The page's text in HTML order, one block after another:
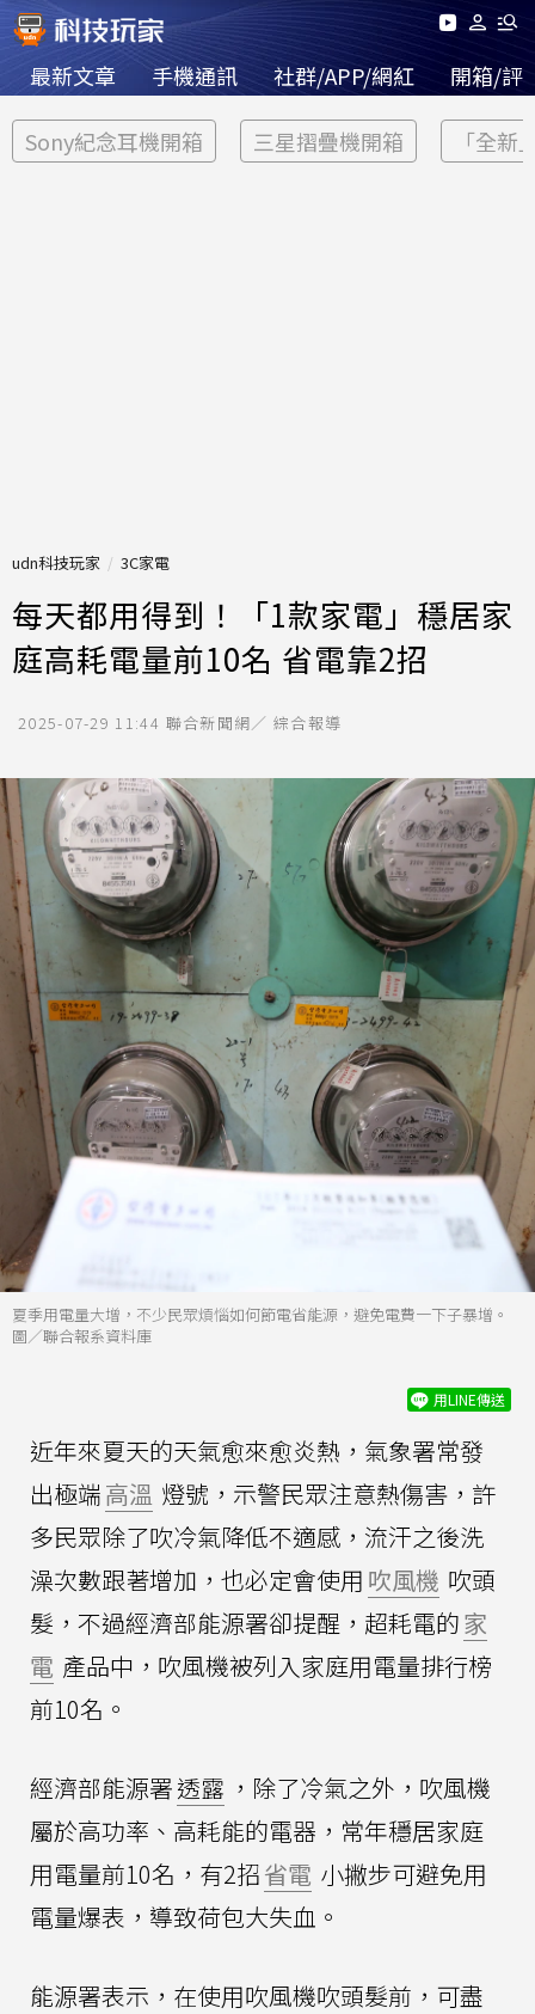
最新文章 手機通訊 社群/APP/網紅 開箱/評
Sony紀念耳機開箱 三星摺疊機開箱 「全新
udn科技玩家 3C家電
每天都用得到！「1款家電」穩居家
庭高耗電量前10名 省電靠2招
2025-07-29 11:44 聯合新聞網／ 綜合報導
夏季用電量大增，不少民眾煩惱如何節電省能源，避免電費一下子暴增。
圖／聯合報系資料庫
用LINE傳送
近年來夏天的天氣愈來愈炎熱，氣象署常發
出極端高溫 燈號，示警民眾注意熱傷害，許
多民眾除了吹冷氣降低不適感，流汗之後洗
澡次數跟著增加，也必定會使用 吹風機 吹頭
髮，不過經濟部能源署卻提醒，超耗電的家
電 產品中，吹風機被列入家庭用電量排行榜
前10名。
經濟部能源署透露 ，除了冷氣之外，吹風機
屬於高功率、高耗能的電器，常年穩居家庭
用電量前10名，有2招省電 小撇步可避免用
電量爆表，導致荷包大失血。
能源署表示，在使用吹風機吹頭髮前，可盡